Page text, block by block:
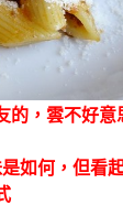
的，雲不好意
如何，但看